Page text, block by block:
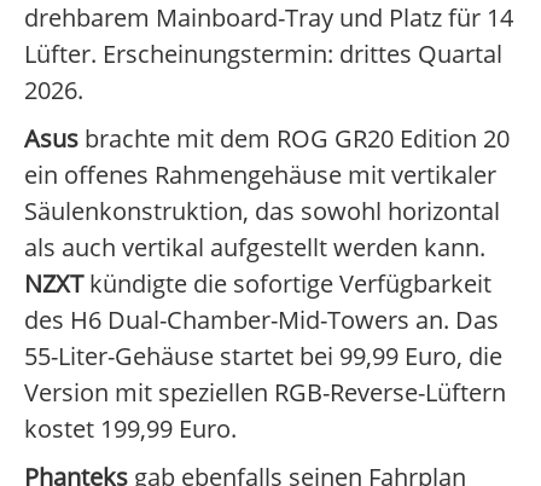
drehbarem Mainboard-Tray und Platz für 14
Lüfter. Erscheinungstermin: drittes Quartal
2026.
Asus brachte mit dem ROG GR20 Edition 20
ein offenes Rahmengehäuse mit vertikaler
Säulenkonstruktion, das sowohl horizontal
als auch vertikal aufgestellt werden kann.
NZXTkündigte die sofortige Verfügbarkeit
des H6 Dual-Chamber-Mid-Towers an. Das
55-Liter-Gehäuse startet bei 99,99 Euro, die
Version mit speziellen RGB-Reverse-Lüftern
kostet 199,99 Euro.
Phanteks gab ebenfalls seinen Fahrplan